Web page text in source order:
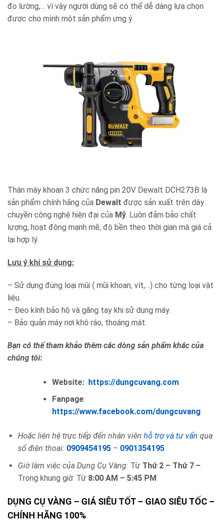
đo lường,… vì vậy người dùng sẽ có thể dễ dàng lựa chọn
được cho mình một sản phẩm ưng ý.
Thân máy khoan 3 chức năng pin 20V Dewalt DCH273B là
sản phẩm chính hãng của Dewalt được sản xuất trên dây
chuyền công nghệ hiện đại của Mỹ. Luôn đảm bảo chất
lượng, hoạt động mạnh mẽ, độ bền theo thời gian mà giá cả
lại hợp lý.
Lưu ý khi sử dụng:
– Sử dụng đúng loại mũi ( mũi khoan, vít,…) cho từng loại vật
liệu.
– Đeo kính bảo hộ và găng tay khi sử dụng máy.
– Bảo quản máy nơi khô ráo, thoáng mát.
Bạn có thế tham khảo thêm các dòng sản phẩm khác của
chúng tôi:
Website: https://dungcuvang.com
Fanpage:
https://www.facebook.com/dungcuvang
Hoặc liên hệ trực tiếp đến nhân viên hỗ trợ và tư vấn qua
số điện thoai: 0909454195– 0901354195
Giờ làm việc của Dụng Cụ Vàng: Từ Thứ 2 – Thứ 7 –
Trong khung giờ: Từ 8:00 AM – 5:45 PM
DỤNG CỤ VÀNG – GIÁ SIÊU TỐT – GIAO SIÊU TỐC –
CHÍNH HÃNG 100%